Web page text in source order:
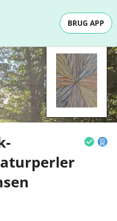
BRUG APP